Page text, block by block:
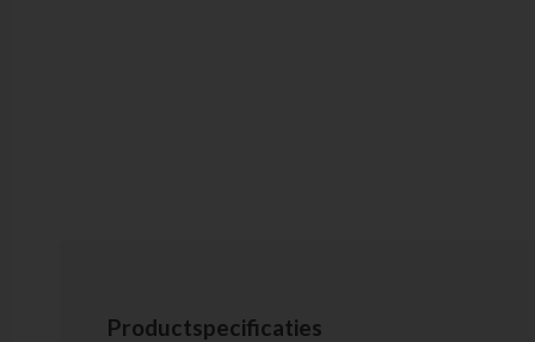
Productspecificaties